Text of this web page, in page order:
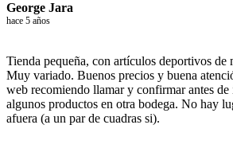
George Jara
hace 5 años
Tienda pequeña, con artículos deportivos de
Muy variado. Buenos precios y buena
web recomiendo llamar y confirmar antes de
algunos productos en otra bodega. No hay
afuera (a un par de cuadras si).